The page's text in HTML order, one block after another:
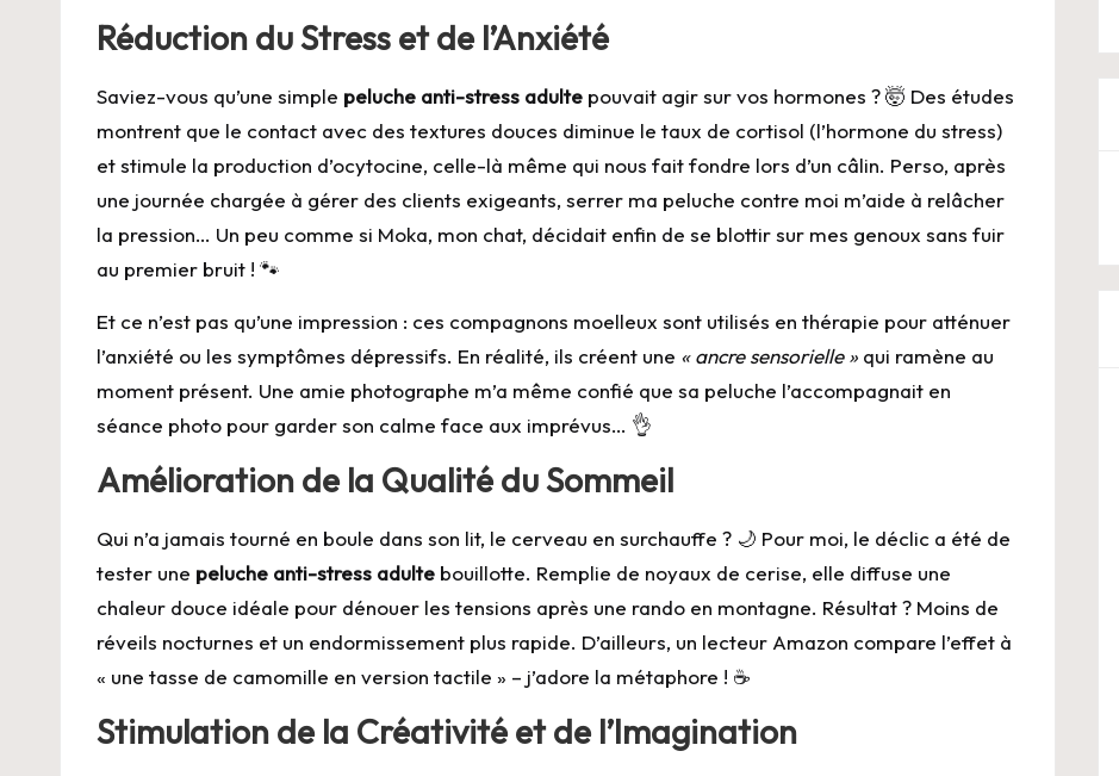
Réduction du Stress et de l’Anxiété
Saviez-vous qu’une simple peluche anti-stress adulte pouvait agir sur vos hormones ? 🤯 Des études
montrent que le contact avec des textures douces diminue le taux de cortisol (l’hormone du stress)
et stimule la production d’ocytocine, celle-là même qui nous fait fondre lors d’un câlin. Perso, après
une journée chargée à gérer des clients exigeants, serrer ma peluche contre moi m’aide à relâcher
la pression… Un peu comme si Moka, mon chat, décidait enfin de se blottir sur mes genoux sans fuir
au premier bruit ! 🐾
Et ce n’est pas qu’une impression : ces compagnons moelleux sont utilisés en thérapie pour atténuer
l’anxiété ou les symptômes dépressifs. En réalité, ils créent une « ancre sensorielle » qui ramène au
moment présent. Une amie photographe m’a même confié que sa peluche l’accompagnait en
séance photo pour garder son calme face aux imprévus… 👌
Amélioration de la Qualité du Sommeil
Qui n’a jamais tourné en boule dans son lit, le cerveau en surchauffe ? 🌙 Pour moi, le déclic a été de
tester une peluche anti-stress adulte bouillotte. Remplie de noyaux de cerise, elle diffuse une
chaleur douce idéale pour dénouer les tensions après une rando en montagne. Résultat ? Moins de
réveils nocturnes et un endormissement plus rapide. D’ailleurs, un lecteur Amazon compare l’effet à
« une tasse de camomille en version tactile » – j’adore la métaphore ! ☕️
Stimulation de la Créativité et de l’Imagination